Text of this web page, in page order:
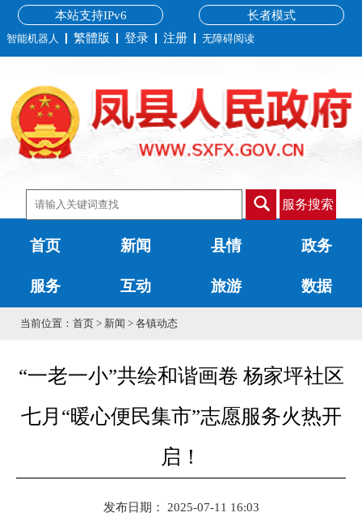
长者模式
本站支持IPv6
智能机器人 繁體版 登录 注册 无障碍阅读
服务搜索
首页 新闻 县情 政务
服务 互动 旅游 数据
当前位置： 首页 > 新闻 > 各镇动态
“一老一小”共绘和谐画卷 杨家坪社区
七月“暖心便民集市”志愿服务火热开
启！
发布日期： 2025-07-11 16:03